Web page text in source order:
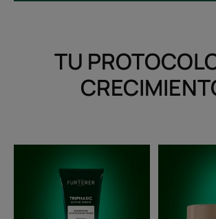
TU
activador
del
crecimiento